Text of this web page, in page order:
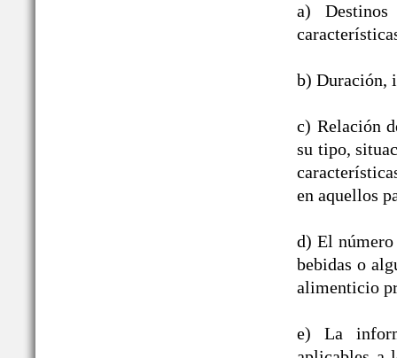
a)
b) Duración,
c) Relación
su tipo,
en aquellos
d) El número
bebidas o
alimenticio
e) La